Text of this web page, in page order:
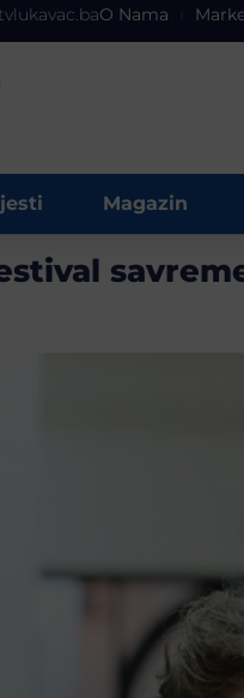
O Nama
Magazin